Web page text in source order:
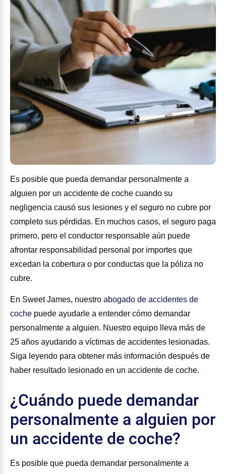
Es posible que pueda demandar personalmente a
alguien por un accidente de coche cuando su
negligencia causó sus lesiones y el seguro no cubre por
completo sus pérdidas. En muchos casos, el seguro paga
primero, pero el conductor responsable aún puede
afrontar responsabilidad personal por importes que
excedan la cobertura o por conductas que la póliza no
cubre.
En Sweet James, nuestro abogado de accidentes de
coche puede ayudarle a entender cómo demandar
personalmente a alguien. Nuestro equipo lleva más de
25 años ayudando a víctimas de accidentes lesionadas.
Siga leyendo para obtener más información después de
haber resultado lesionado en un accidente de coche.
¿Cuándo puede demandar
personalmente a alguien por
un accidente de coche?
Es posible que pueda demandar personalmente a